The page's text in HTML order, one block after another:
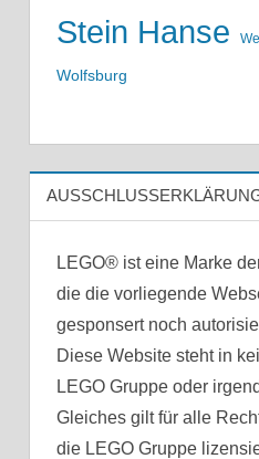
Stein Hanse
Wolfsburg
LEGO® ist eine Marke
die die vorliegende
gesponsert noch
Diese Website steht in
LEGO Gruppe oder
Gleiches gilt für alle
die LEGO Gruppe